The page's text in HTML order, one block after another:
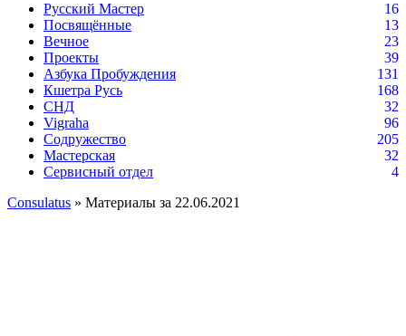
Русский Мастер
16
Посвящённые
13
Вечное
23
Проекты
39
Азбука Пробуждения
131
Кшетра Русь
168
СНД
32
Vigraha
96
Содружество
205
Мастерская
32
Сервисный отдел
4
Consulatus » Материалы за 22.06.2021